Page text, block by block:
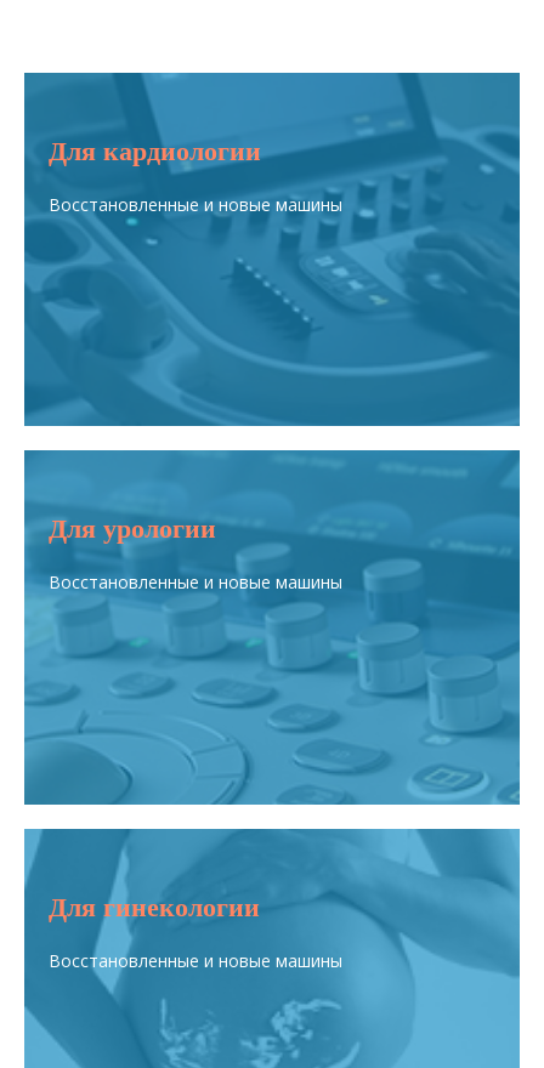
Для кардиологии
Восстановленные и новые машины
Для урологии
Восстановленные и новые машины
Для гинекологии
Восстановленные и новые машины